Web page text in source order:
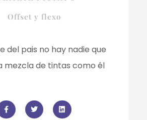
Offset y flexo
del pais no hay nadie que
mezcla de tintas como él
F
a
c
T
w
i
L
i
n